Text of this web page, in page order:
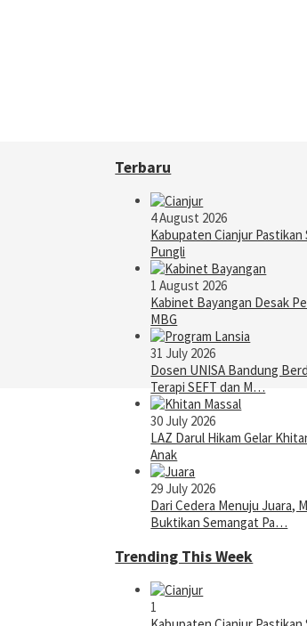
Terbaru
4 August 2026
Kabupaten Cianjur
Pungli
1 August 2026
Kabinet Bayangan Desak
MBG
31 July 2026
Dosen UNISA Bandung
Terapi SEFT dan M…
30 July 2026
LAZ Darul Hikam Gelar
Anak
29 July 2026
Dari Cedera Menuju Juara,
Buktikan Semangat Pa…
Trending This Week
1